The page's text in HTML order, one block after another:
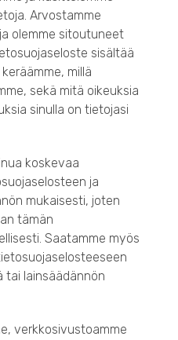
Arvostamme
olemme sitoutuneet
sisältää
millä
sekä mitä oikeuksia
sinulla on tietojasi
koskevaa
ja
mukaisesti, joten
tämän
Saatamme myös
lainsäädännön
verkkosivustoamme